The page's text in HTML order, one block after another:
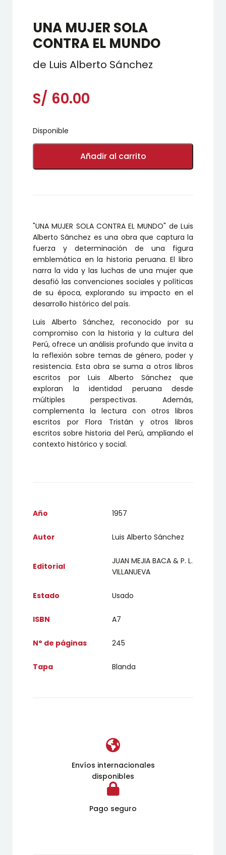
UNA MUJER SOLA
CONTRA EL MUNDO
de Luis Alberto Sánchez
S/ 60.00
Disponible
UNA
SOLA
Añadir al carrito
"UNA MUJER SOLA CONTRA EL MUNDO" de Luis
Alberto Sánchez es una obra que captura la
fuerza y determinación de una figura
emblemática en la historia peruana. El libro
narra la vida y las luchas de una mujer que
desafió las convenciones sociales y políticas
de su época, explorando su impacto en el
desarrollo histórico del país.
Luis Alberto Sánchez, reconocido por su
compromiso con la historia y la cultura del
Perú, ofrece un análisis profundo que invita a
la reflexión sobre temas de género, poder y
resistencia. Esta obra se suma a otros libros
escritos por Luis Alberto Sánchez que
exploran la identidad peruana desde
múltiples perspectivas. Además,
complementa la lectura con otros libros
escritos por Flora Tristán y otros libros
escritos sobre historia del Perú, ampliando el
contexto histórico y social.
Año 1957
Autor Luis Alberto Sánchez
Editorial
JUAN MEJIA BACA & P. L.
VILLANUEVA
Estado Usado
ISBN A7
N° de páginas 245
Tapa Blanda
Envíos internacionales
disponibles
Pago seguro